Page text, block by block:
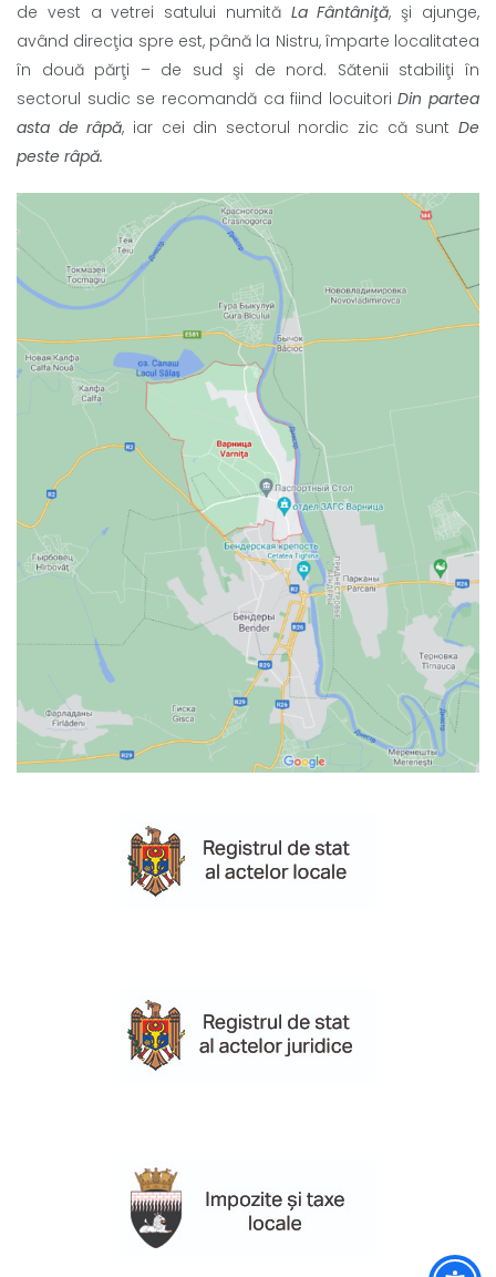
de vest a vetrei satului numită La Fântâniţă, şi ajunge,
având direcţia spre est, până la Nistru, împarte localitatea
în două părţi – de sud şi de nord. Sătenii stabiliţi în
sectorul sudic se recomandă ca fiind locuitoriDin partea
asta de râpă, iar cei din sectorul nordic zic că suntDe
peste râpă.